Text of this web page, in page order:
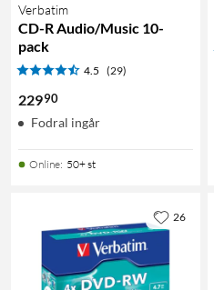
Verbatim
CD-R Audio/Music 10-
pack
4.5 (29)
22990
Fodral ingår
Online: 50+ st
26